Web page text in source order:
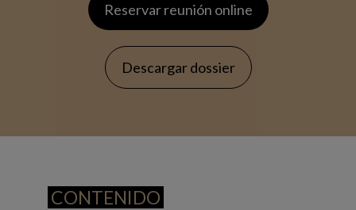
Reservar reunión online
Descargar dossier
CONTENIDO